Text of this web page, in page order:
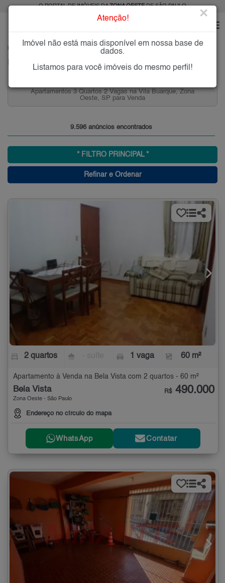
O PORTAL DE IMÓVEIS DAZONA OESTEDE SÃO PAULO
Imóveis à Venda ou para Alugar na Zona Oeste de São Paulo
Casas 3 Quartos em Pinheiros, Zona Oeste, SP para
Venda
9.596 anúncios encontrados
* FILTRO PRINCIPAL *
Refinar e Ordenar
2 quartos 1 vaga 60 m²
Apartamento à Venda na Bela Vista com 2 quartos - 60 m²
Bela Vista
Zona Oeste - São Paulo
Endereço no círculo do mapa
R$ 490.000
WhatsApp Contatar
Atenção! ×
Imóvel não está mais disponível em nossa base de
dados.
Listamos para você imóveis do mesmo perfil!